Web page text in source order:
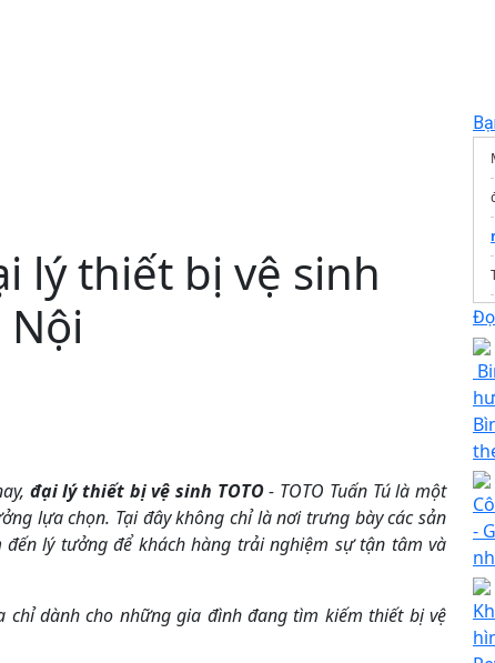
lý thiết bị vệ sinh
Nội
đại lý thiết bị vệ sinh TOTO- TOTO Tuấn Tú là một
lựa chọn. Tại đây không chỉ là nơi trưng bày các sản
lý tưởng để khách hàng trải nghiệm sự tận tâm và
chỉ dành cho những gia đình đang tìm kiếm thiết bị vệ
-